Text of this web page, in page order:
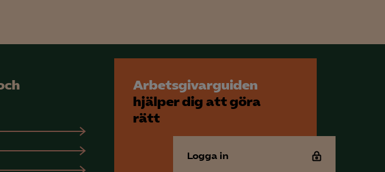
Arbetsgivarguiden
hjälper dig att göra
rätt
Logga in